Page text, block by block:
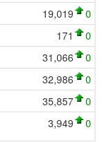
19,019 0
171 0
31,066 0
32,986 0
35,857 0
3,949 0